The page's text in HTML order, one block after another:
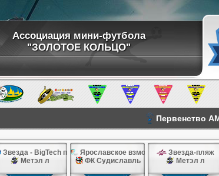
Ассоциация мини-футбола
"ЗОЛОТОЕ КОЛЬЦО"
Первенство
Звезда - BigTech п
Метэл л
Ярославское взморье
ФК Судиславль
Звезда-пляж
Метэл л